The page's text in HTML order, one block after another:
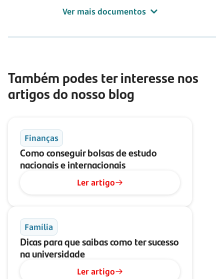
Ver mais documentos
Também podes ter interesse nos
artigos do nosso blog
Finanças
Como conseguir bolsas de estudo
nacionais e internacionais
Ler artigo
Família
Dicas para que saibas como ter sucesso
na universidade
Ler artigo